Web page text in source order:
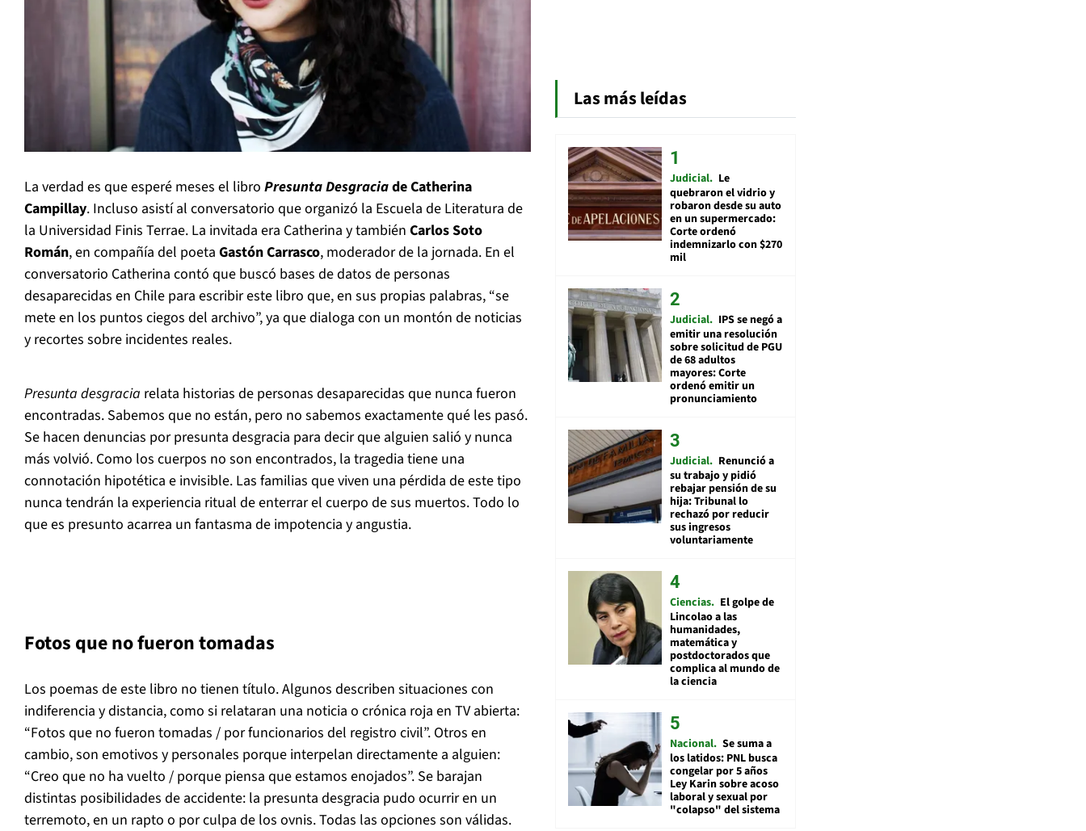
La verdad es que esperé meses el libro Presunta Desgraciade Catherina
Campillay. Incluso asistí al conversatorio que organizó la Escuela de Literatura de
la Universidad Finis Terrae. La invitada era Catherina y también Carlos Soto
Román, en compañía del poeta Gastón Carrasco, moderador de la jornada. En el
conversatorio Catherina contó que buscó bases de datos de personas
desaparecidas en Chile para escribir este libro que, en sus propias palabras, “se
mete en los puntos ciegos del archivo”, ya que dialoga con un montón de noticias
y recortes sobre incidentes reales.
Presunta desgracia relata historias de personas desaparecidas que nunca fueron
encontradas. Sabemos que no están, pero no sabemos exactamente qué les pasó.
Se hacen denuncias por presunta desgracia para decir que alguien salió y nunca
más volvió. Como los cuerpos no son encontrados, la tragedia tiene una
connotación hipotética e invisible. Las familias que viven una pérdida de este tipo
nunca tendrán la experiencia ritual de enterrar el cuerpo de sus muertos. Todo lo
que es presunto acarrea un fantasma de impotencia y angustia.
Fotos que no fueron tomadas
Los poemas de este libro no tienen título. Algunos describen situaciones con
indiferencia y distancia, como si relataran una noticia o crónica roja en TV abierta:
“Fotos que no fueron tomadas / por funcionarios del registro civil”. Otros en
cambio, son emotivos y personales porque interpelan directamente a alguien:
“Creo que no ha vuelto / porque piensa que estamos enojados”. Se barajan
distintas posibilidades de accidente: la presunta desgracia pudo ocurrir en un
terremoto, en un rapto o por culpa de los ovnis. Todas las opciones son válidas.
Las más leídas
Judicial Le
quebraron el vidrio y
robaron desde su auto
en un supermercado:
Corte ordenó
indemnizarlo con $270
mil
Judicial IPS se negó a
emitir una resolución
sobre solicitud de PGU
de 68 adultos
mayores: Corte
ordenó emitir un
pronunciamiento
Judicial Renunció a
su trabajo y pidió
rebajar pensión de su
hija: Tribunal lo
rechazó por reducir
sus ingresos
voluntariamente
Ciencias El golpe de
Lincolao a las
humanidades,
matemática y
postdoctorados que
complica al mundo de
la ciencia
Nacional Se suma a
los latidos: PNL busca
congelar por 5 años
Ley Karin sobre acoso
laboral y sexual por
"colapso" del sistema